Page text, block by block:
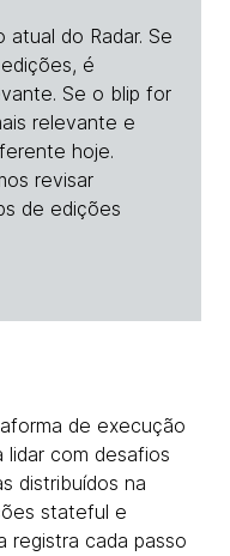
do Radar. Se
é
Se o blip for
relevante e
hoje.
revisar
de edições
de execução
lidar com desafios
distribuídos na
stateful e
registra cada passo